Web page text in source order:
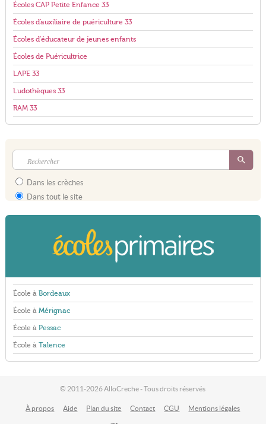
Écoles CAP Petite Enfance 33
Écoles d'auxiliaire de puériculture 33
Écoles d'éducateur de jeunes enfants
Écoles de Puéricultrice
LAPE 33
Ludothèques 33
RAM 33
Dans les crèches
Dans tout le site
École à Bordeaux
École à Mérignac
École à Pessac
École à Talence
© 2011-2026 AlloCreche - Tous droits réservés
À propos Aide Plan du site Contact CGU Mentions légales